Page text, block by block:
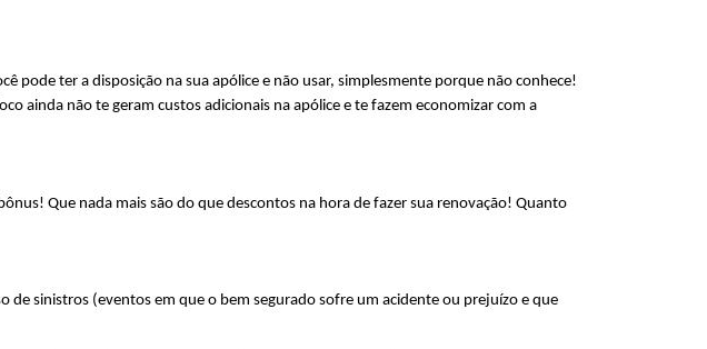
pode ter a disposição na sua apólice e não usar, simplesmente porque não conhece!
ainda não te geram custos adicionais na apólice e te fazem economizar com a
Que nada mais são do que descontos na hora de fazer sua renovação! Quanto
sinistros (eventos em que o bem segurado sofre um acidente ou prejuízo e que